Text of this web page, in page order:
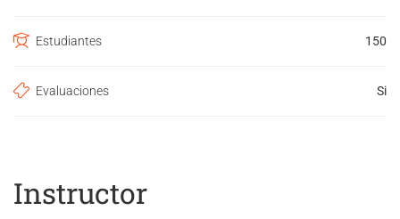
Estudiantes 150
Evaluaciones Si
Instructor